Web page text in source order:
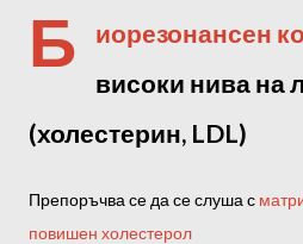
Б
иорезонансен
високи нива на
(холестерин, LDL)
Препоръчва се да се слуша с
повишен холестерол